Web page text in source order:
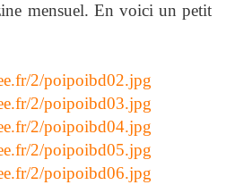
mensuel. En voici un petit